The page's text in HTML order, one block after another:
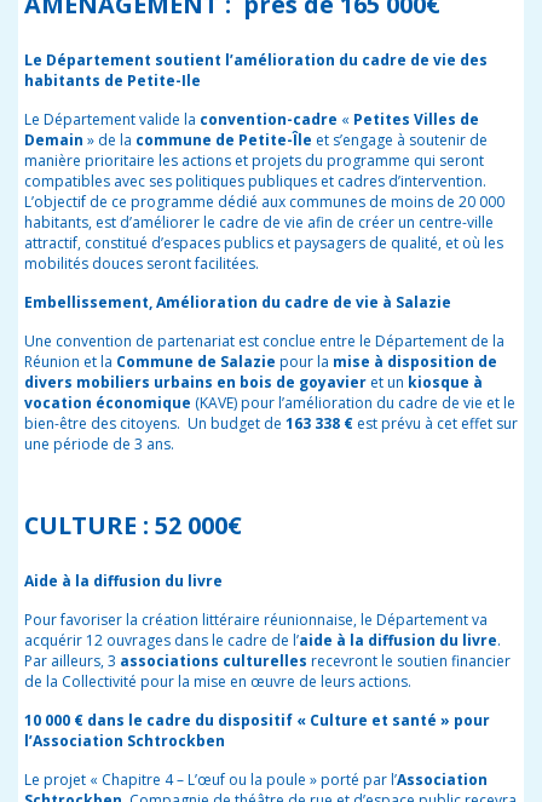
Le Département soutient l’amélioration du cadre de vie des
habitants de Petite-Ile
Le Département valide la convention-cadre « Petites Villes de
Demain » de la commune de Petite-Île et s’engage à soutenir de
manière prioritaire les actions et projets du programme qui seront
compatibles avec ses politiques publiques et cadres d’intervention.
L’objectif de ce programme dédié aux communes de moins de 20 000
habitants, est d’améliorer le cadre de vie afin de créer un centre-ville
attractif, constitué d’espaces publics et paysagers de qualité, et où les
mobilités douces seront facilitées.
Embellissement, Amélioration du cadre de vie à Salazie
Une convention de partenariat est conclue entre le Département de la
Réunion et la Commune de Salazie pour la mise à disposition de
divers mobiliers urbains en bois de goyavier et un kiosque à
vocation économique (KAVE) pour l’amélioration du cadre de vie et le
bien-être des citoyens. Un budget de 163 338 € est prévu à cet effet sur
une période de 3 ans.
CULTURE : 52 000€
Aide à la diffusion du livre
Pour favoriser la création littéraire réunionnaise, le Département va
acquérir 12 ouvrages dans le cadre de l’aide à la diffusion du livre.
Par ailleurs, 3 associations culturelles recevront le soutien financier
de la Collectivité pour la mise en œuvre de leurs actions.
10 000 € dans le cadre du dispositif « Culture et santé » pour
l’Association Schtrockben
Le projet « Chapitre 4 – L’œuf ou la poule » porté par l’Association